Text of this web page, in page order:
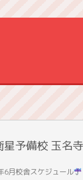
星予備校 玉名
6月校舎スケジュール